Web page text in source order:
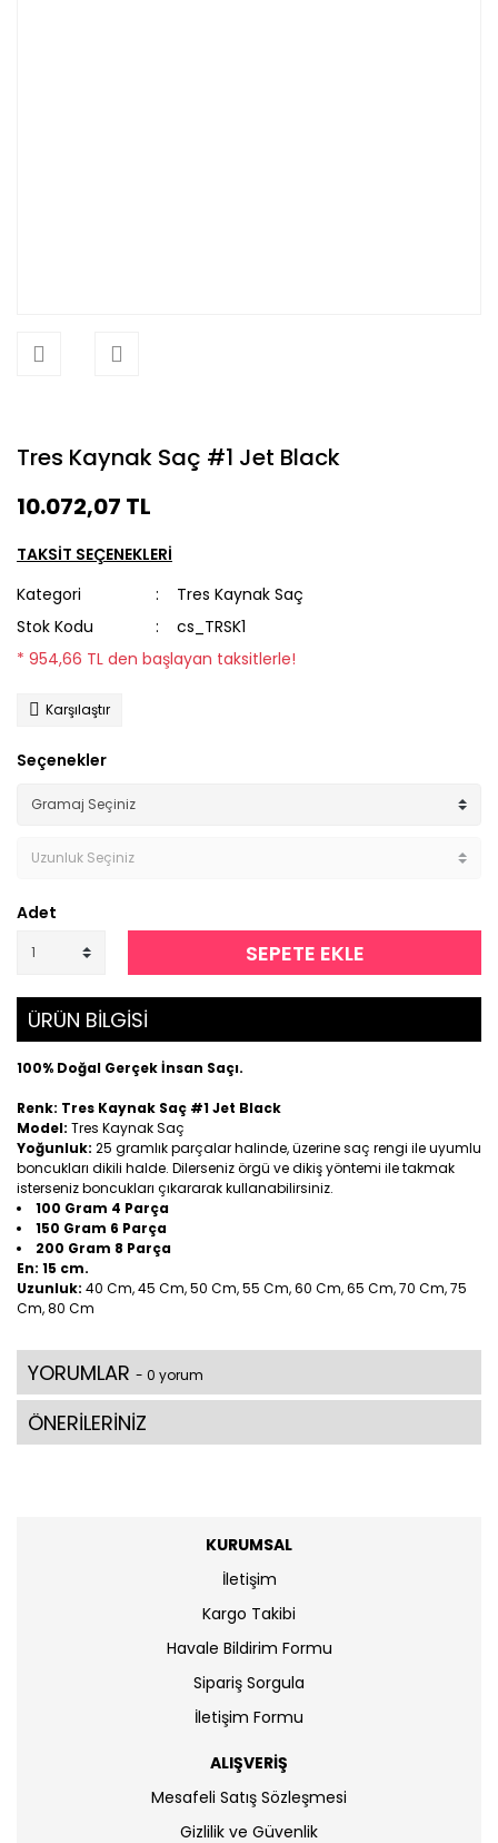
Tres Kaynak Saç #1 Jet Black
10.072,07 TL
TAKSİT SEÇENEKLERİ
Kategori
Tres Kaynak Saç
Stok Kodu
cs_TRSK1
* 954,66 TL den başlayan taksitlerle!
Karşılaştır
Seçenekler
Adet
SEPETE EKLE
ÜRÜN BİLGİSİ
100% Doğal Gerçek İnsan Saçı.
Renk: Tres Kaynak Saç #1 Jet Black
Model: Tres Kaynak Saç
Yoğunluk: 25 gramlık parçalar halinde, üzerine saç rengi ile uyumlu
boncukları dikili halde. Dilerseniz örgü ve dikiş yöntemi ile takmak
isterseniz boncukları çıkararak kullanabilirsiniz.
100 Gram 4 Parça
150 Gram 6 Parça
200 Gram 8 Parça
En: 15 cm.
Uzunluk: 40 Cm, 45 Cm, 50 Cm, 55 Cm, 60 Cm, 65 Cm, 70 Cm, 75
Cm, 80 Cm
YORUMLAR - 0 yorum
ÖNERİLERİNİZ
KURUMSAL
İletişim
Kargo Takibi
Havale Bildirim Formu
Sipariş Sorgula
İletişim Formu
ALIŞVERİŞ
Mesafeli Satış Sözleşmesi
Gizlilik ve Güvenlik